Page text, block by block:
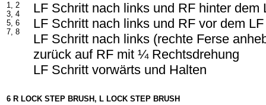
1, 2
3, 4
5, 6
7, 8
LF Schritt nach links und RF hinter dem
LF Schritt nach links und RF vor dem
LF Schritt nach links (rechte Ferse
zurück auf RF mit ¼ Rechtsdrehung
LF Schritt vorwärts und Halten
6 R LOCK STEP BRUSH, L LOCK STEP BRUSH